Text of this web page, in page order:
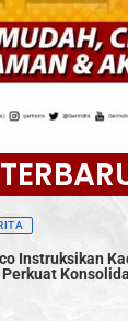
Instruksikan